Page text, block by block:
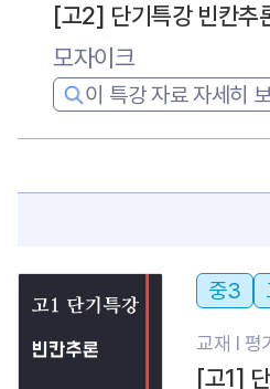
[고2] 단기특강 빈칸추
모자이크
이 특강 자료 자세히
중3
교재 l 평
[고1]